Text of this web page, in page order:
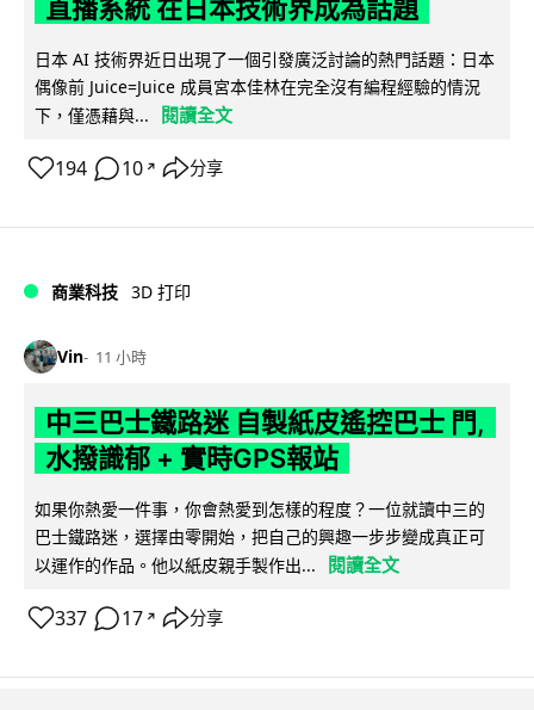
直播系統 在日本技術界成為話題
日本 AI 技術界近日出現了一個引發廣泛討論的熱門話題：日本
偶像前 Juice=Juice 成員宮本佳林在完全沒有編程經驗的情況
下，僅憑藉與...
閱讀全文
194 10 ↗ 分享
商業科技 3D 打印
Vin 11 小時
中三巴士鐵路迷 自製紙皮遙控巴士 門,
水撥識郁 + 實時GPS報站
如果你熱愛一件事，你會熱愛到怎樣的程度？一位就讀中三的
巴士鐵路迷，選擇由零開始，把自己的興趣一步步變成真正可
以運作的作品。他以紙皮親手製作出...
閱讀全文
337 17 ↗ 分享